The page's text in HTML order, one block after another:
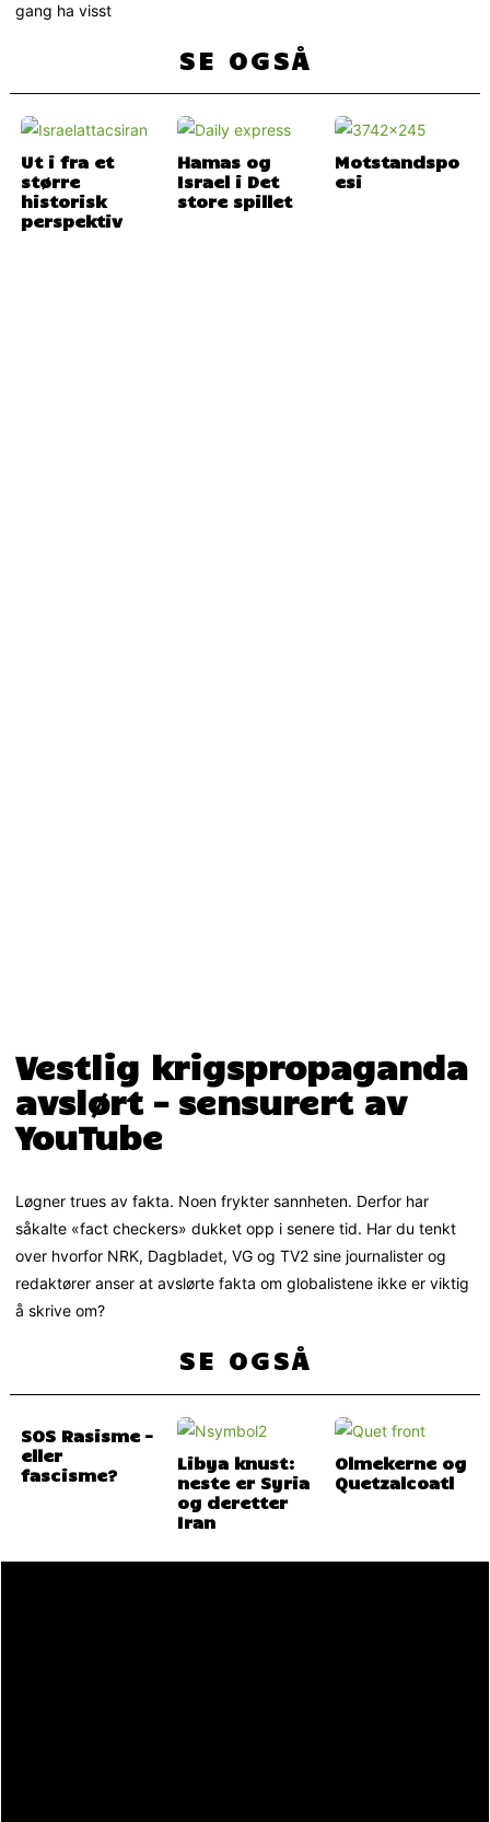
gang ha visst
SE OGSÅ
Ut i fra et
større
historisk
perspektiv
Hamas og
Israel i Det
store spillet
Motstandspo
esi
Vestlig krigspropaganda
avslørt – sensurert av
YouTube
Løgner trues av fakta. Noen frykter sannheten. Derfor har
såkalte «fact checkers» dukket opp i senere tid. Har du tenkt
over hvorfor NRK, Dagbladet, VG og TV2 sine journalister og
redaktører anser at avslørte fakta om globalistene ikke er viktig
å skrive om?
SE OGSÅ
SOS Rasisme –
eller
fascisme?
Libya knust:
neste er Syria
og deretter
Iran
Olmekerne og
Quetzalcoatl